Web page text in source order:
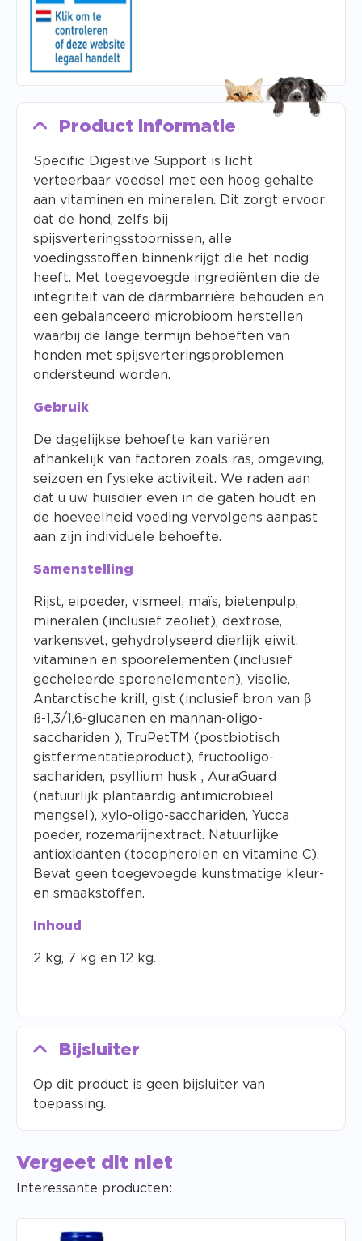
Product informatie
Specific Digestive Support is licht
verteerbaar voedsel met een hoog gehalte
aan vitaminen en mineralen. Dit zorgt ervoor
dat de hond, zelfs bij
spijsverteringsstoornissen, alle
voedingsstoffen binnenkrijgt die het nodig
heeft. Met toegevoegde ingrediënten die de
integriteit van de darmbarrière behouden en
een gebalanceerd microbioom herstellen
waarbij de lange termijn behoeften van
honden met spijsverteringsproblemen
ondersteund worden.
Gebruik
De dagelijkse behoefte kan variëren
afhankelijk van factoren zoals ras, omgeving,
seizoen en fysieke activiteit. We raden aan
dat u uw huisdier even in de gaten houdt en
de hoeveelheid voeding vervolgens aanpast
aan zijn individuele behoefte.
Samenstelling
Rijst, eipoeder, vismeel, maïs, bietenpulp,
mineralen (inclusief zeoliet), dextrose,
varkensvet, gehydrolyseerd dierlijk eiwit,
vitaminen en spoorelementen (inclusief
gecheleerde sporenelementen), visolie,
Antarctische krill, gist (inclusief bron van β
ß-1,3/1,6-glucanen en mannan-oligo-
sacchariden ), TruPetTM (postbiotisch
gistfermentatieproduct), fructooligo-
sachariden, psyllium husk , AuraGuard
(natuurlijk plantaardig antimicrobieel
mengsel), xylo-oligo-sacchariden, Yucca
poeder, rozemarijnextract. Natuurlijke
antioxidanten (tocopherolen en vitamine C).
Bevat geen toegevoegde kunstmatige kleur-
en smaakstoffen.
Inhoud
2 kg, 7 kg en 12 kg.
Bijsluiter
Op dit product is geen bijsluiter van
toepassing.
Vergeet dit niet
Interessante producten: